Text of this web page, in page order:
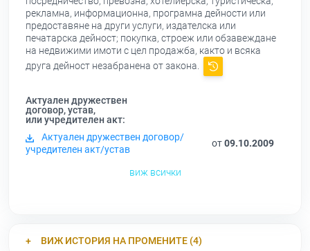
рекламна, информационна, програмна дейности или
предоставяне на други услуги, издателска или
печатарска дейност; покупка, строеж или обзавеждане
на недвижими имоти с цел продажба, както и всяка
друга дейност незабранена от закона.
Актуален дружествен
договор, устав,
или учредителен акт:
Актуален дружествен договор/
учредителен акт/устав
от09.10.2009
виж всички
ВИЖ ИСТОРИЯ НА ПРОМЕНИТЕ (4)